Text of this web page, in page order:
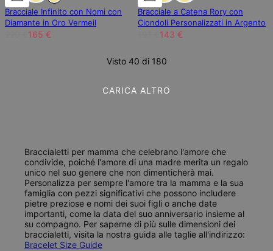
Bracciale Infinito con Nomi con
Diamante in Oro Vermeil
165 €
Bracciale a Catena Rory con
Ciondoli Personalizzati in Argento
143 €
Visto 40 di 180
CARICA ALTRO
Braccialetti per mamma che celebrano l'amore che
condivide, poiché l'amore di una madre merita un regalo
unico nel suo genere che non dimenticherà mai.
Personalizza per sempre l'amore tra la mamma e la sua
famiglia con pezzi significativi che possono includere
pietre preziose e nomi dei suoi figli o anche date
importanti, come la data del suo anniversario insieme al
su compagno. Per saperne di più sulle dimensioni dei
braccialetti, visita la nostra guida alle taglie all'indirizzo:
Bracelet Size Guide